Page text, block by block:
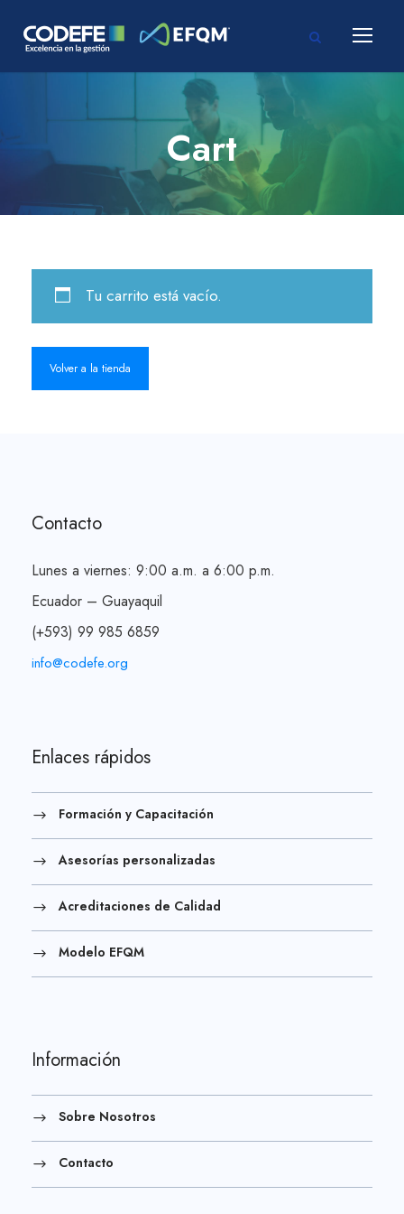
Cart
Tu carrito está vacío.
Volver a la tienda
Contacto
Lunes a viernes: 9:00 a.m. a 6:00 p.m.
Ecuador – Guayaquil
(+593) 99 985 6859
info@codefe.org
Enlaces rápidos
Formación y Capacitación
Asesorías personalizadas
Acreditaciones de Calidad
Modelo EFQM
Información
Sobre Nosotros
Contacto